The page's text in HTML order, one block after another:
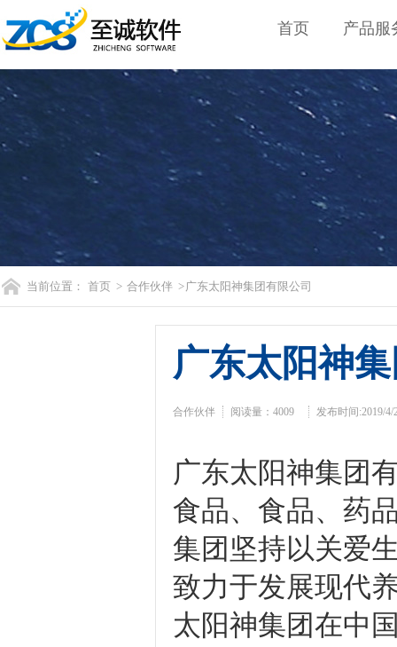
首页 产品服
当前位置： 首页 > 合作伙伴 > 广东太阳神集团有限公司
广东太阳神
合作伙伴 阅读量： 4009 发布时间:2019/4/
广东太阳神集团
食品、食品、药
集团坚持以关爱
致力于发展现代
太阳神集团在中